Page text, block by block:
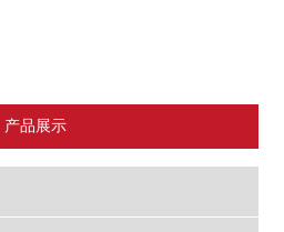
产品展示